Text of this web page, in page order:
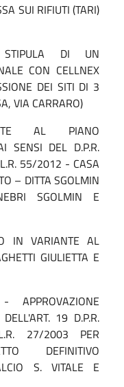
SUI RIFIUTI (TARI)
STIPULA DI UN
CON CELLNEX
DEI SITI DI 3
VIA CARRARO)
AL PIANO
SENSI DEL D.P.R.
55/2012 - CASA
– DITTA SGOLMIN
SGOLMIN E
IN VARIANTE AL
GIULIETTA E
APPROVAZIONE
19 D.P.R.
27/2003 PER
DEFINITIVO
S. VITALE E